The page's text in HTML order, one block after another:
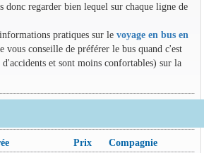
donc regarder bien lequel sur chaque ligne de
pratiques sur le voyage en bus en
vous conseille de préférer le bus quand c'est
et sont moins confortables) sur la
Prix Compagnie